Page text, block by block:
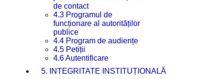
de contact
4.3 Programul de
funcționare al autorităților
publice
4.4 Program de audiențe
4.5 Petiții
4.6 Autentificare
5. INTEGRITATE INSTITUȚIONALĂ